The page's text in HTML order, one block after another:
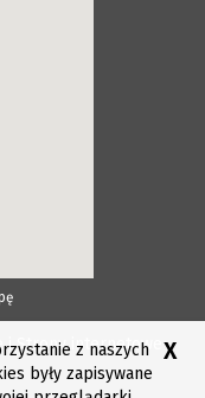
i Strony internetowe
z naszych
były zapisywane
X